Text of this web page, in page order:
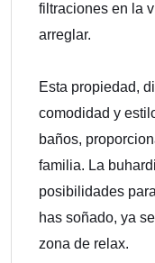
filtraciones en la
arreglar.
Esta propiedad,
comodidad y
baños,
familia. La
posibilidades
has soñado, ya
zona de relax.